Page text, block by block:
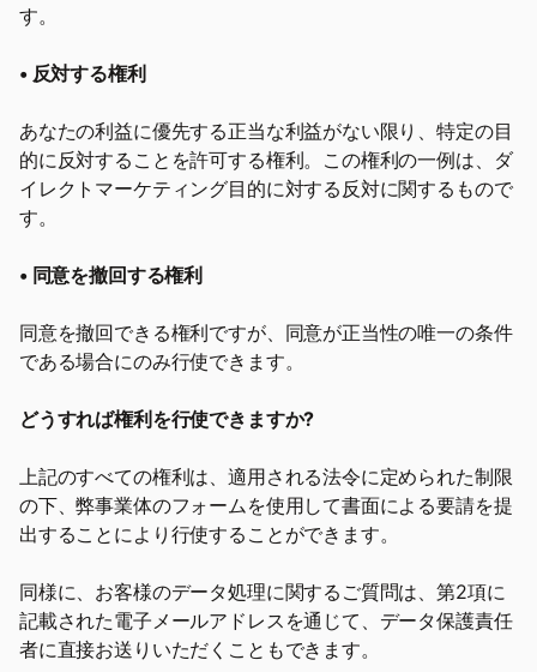
す。
• 反対する権利
あなたの利益に優先する正当な利益がない限り、特定の目
的に反対することを許可する権利。この権利の一例は、ダ
イレクトマーケティング目的に対する反対に関するもので
す。
• 同意を撤回する権利
同意を撤回できる権利ですが、同意が正当性の唯一の条件
である場合にのみ行使できます。
どうすれば権利を行使できますか?
上記のすべての権利は、適用される法令に定められた制限
の下、弊事業体のフォームを使用して書面による要請を提
出することにより行使することができます。
同様に、お客様のデータ処理に関するご質問は、第2項に
記載された電子メールアドレスを通じて、データ保護責任
者に直接お送りいただくこともできます。